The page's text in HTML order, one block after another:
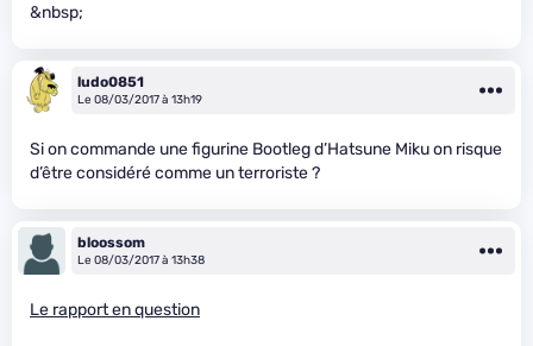
&nbsp;
ludo0851
Le 08/03/2017 à 13h19
Si on commande une figurine Bootleg d’Hatsune Miku on risque
d’être considéré comme un terroriste ?
bloossom
Le 08/03/2017 à 13h38
Le rapport en question